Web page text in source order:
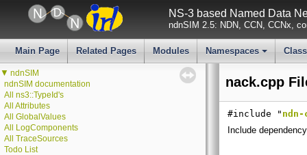
NS-3 based Named Data
ndnSIM 2.5: NDN, CCN, CCNx,
Main Page Related Pages Modules
+
Namespaces
▼ ndnSIM
ndnSIM documentation
All ns3::TypeId's
All Attributes
All GlobalValues
All LogComponents
All TraceSources
Todo List
nack.cpp
#include "
Include